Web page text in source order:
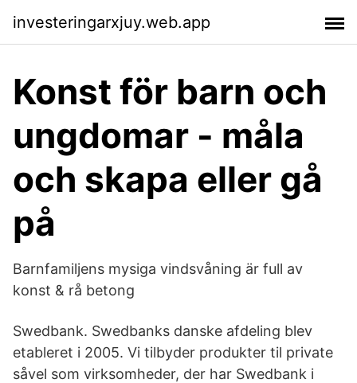
investeringarxjuy.web.app
Konst för barn och
ungdomar - måla
och skapa eller gå
på
Barnfamiljens mysiga vindsvåning är full av
konst & rå betong
Swedbank. Swedbanks danske afdeling blev
etableret i 2005. Vi tilbyder produkter til private
såvel som virksomheder, der har Swedbank i